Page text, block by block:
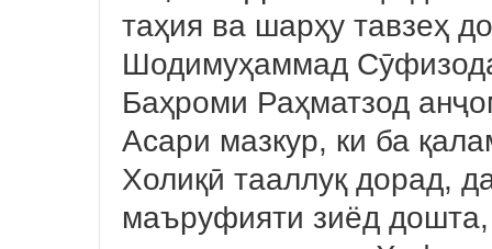
таҳия ва шарҳу тавзеҳ
Шодимуҳаммад
Баҳроми Раҳматзод
Асари мазкур, ки ба
Холиқӣ тааллуқ дорад,
маъруфияти зиёд